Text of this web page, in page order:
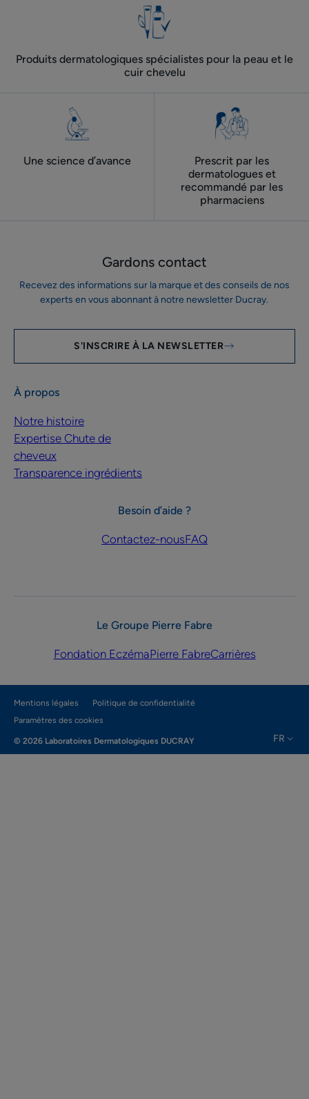
Produits dermatologiques spécialistes pour la peau et le
cuir chevelu
Une science d’avance
Prescrit par les
dermatologues ​et
recommandé par les
pharmaciens
Gardons contact
Recevez des informations sur la marque et des conseils de nos
experts en vous abonnant à notre newsletter Ducray.
S'INSCRIRE À LA NEWSLETTER
À propos
Notre histoire
Expertise Chute de
cheveux
Transparence ingrédients
Besoin d’aide ?
Contactez-nousFAQ
Le Groupe Pierre Fabre
Fondation EczémaPierre FabreCarrières
Mentions légales
Politique de confidentialité
Paramètres des cookies
© 2026 Laboratoires Dermatologiques DUCRAY FR